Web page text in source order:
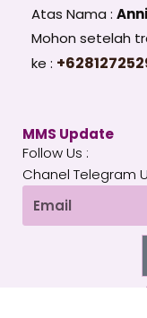
Atas Nama :
Mohon setelah
ke :
MMS Update
Follow Us :
Chanel Telegram
Email